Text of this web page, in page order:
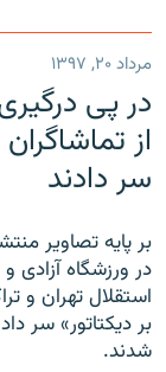
مرداد ۲۰, ۱۳۹۷
در پی
از
سر دادند
بر پایه تصاویر
در ورزشگاه آزادی
استقلال تهران و
بر دیکتاتور» سر
شدند.